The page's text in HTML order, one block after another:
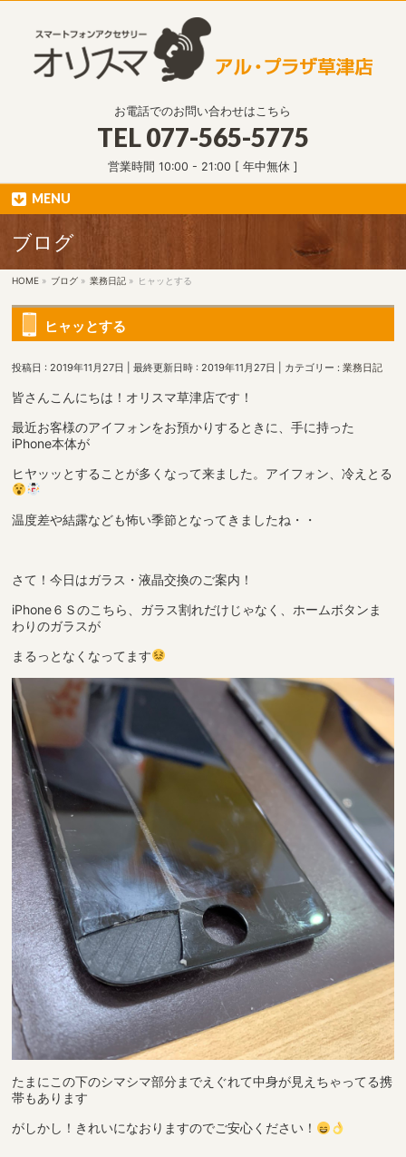
お電話でのお問い合わせはこちら
TEL077-565-5775
営業時間 10:00 - 21:00 [ 年中無休 ]
MENU
ブログ
HOME » ブログ » 業務日記 » ヒャッとする
ヒャッとする
投稿日 : 2019年11月27日 最終更新日時 : 2019年11月27日 カテゴリー :業務日記
皆さんこんにちは！オリスマ草津店です！
最近お客様のアイフォンをお預かりするときに、手に持った
iPhone本体が
ヒヤッッとすることが多くなって来ました。アイフォン、冷えとる
温度差や結露なども怖い季節となってきましたね・・
さて！今日はガラス・液晶交換のご案内！
iPhone６Ｓのこちら、ガラス割れだけじゃなく、ホームボタンま
わりのガラスが
まるっとなくなってます
たまにこの下のシマシマ部分までえぐれて中身が見えちゃってる携
帯もあります
がしかし！きれいになおりますのでご安心ください！